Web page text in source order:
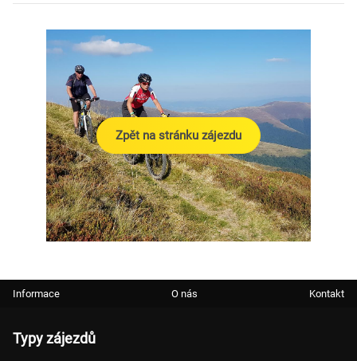
Zpět na stránku zájezdu
Informace O nás Kontakt
Typy zájezdů